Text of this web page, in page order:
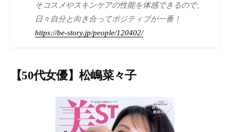
そコスメやスキンケアの性能を体感できるので、
日々自分と向き合ってポジティブが一番！
https://be-story.jp/people/120402/
【50代女優】松嶋菜々子